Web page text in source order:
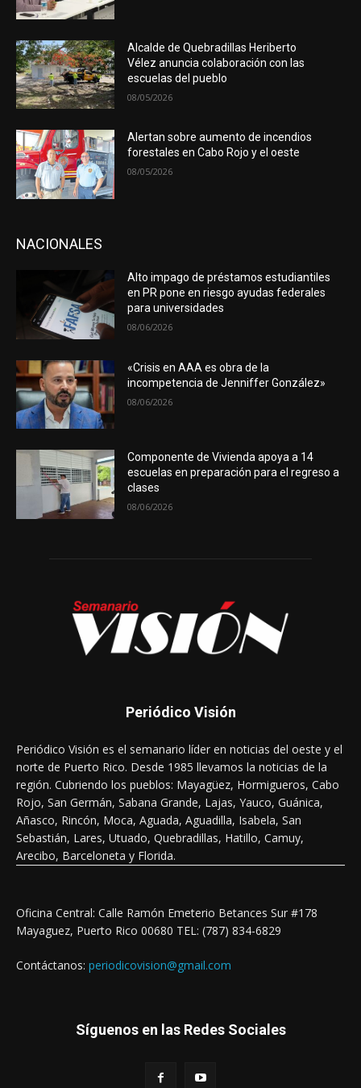
Alcalde de Quebradillas Heriberto
Vélez anuncia colaboración con las
escuelas del pueblo
08/05/2026
Alertan sobre aumento de incendios
forestales en Cabo Rojo y el oeste
08/05/2026
NACIONALES
Alto impago de préstamos estudiantiles
en PR pone en riesgo ayudas federales
para universidades
08/06/2026
«Crisis en AAA es obra de la
incompetencia de Jenniffer González»
08/06/2026
Componente de Vivienda apoya a 14
escuelas en preparación para el regreso a
clases
08/06/2026
Periódico Visión
Periódico Visión es el semanario líder en noticias del oeste y el
norte de Puerto Rico. Desde 1985 llevamos la noticias de la
región. Cubriendo los pueblos: Mayagüez, Hormigueros, Cabo
Rojo, San Germán, Sabana Grande, Lajas, Yauco, Guánica,
Añasco, Rincón, Moca, Aguada, Aguadilla, Isabela, San
Sebastián, Lares, Utuado, Quebradillas, Hatillo, Camuy,
Arecibo, Barceloneta y Florida.
Oficina Central: Calle Ramón Emeterio Betances Sur #178
Mayaguez, Puerto Rico 00680 TEL: (787) 834-6829
Contáctanos: periodicovision@gmail.com
Síguenos en las Redes Sociales